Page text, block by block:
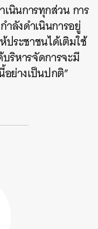
นินการทุกส่วน การ
ำลังดำเนินการอยู่
ประชาชนได้เติมใช้
บริหารจัดการจะมี
ย่างเป็นปกติ”